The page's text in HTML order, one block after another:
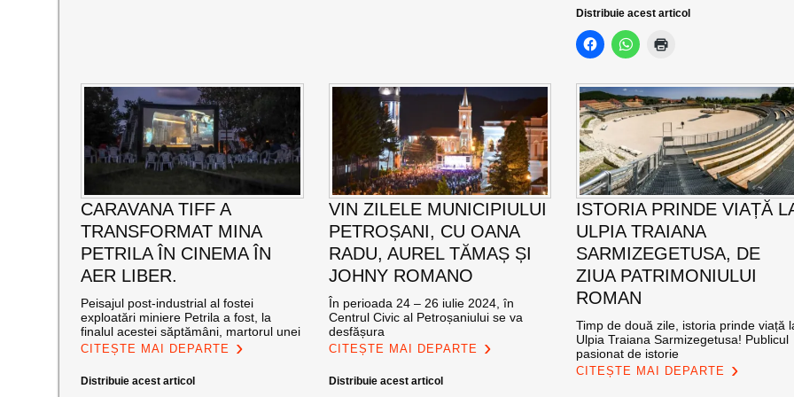
Distribuie acest articol
CARAVANA TIFF A
TRANSFORMAT MINA
PETRILA ÎN CINEMA ÎN
AER LIBER.
Peisajul post-industrial al fostei
exploatări miniere Petrila a fost, la
finalul acestei săptămâni, martorul unei
CITEȘTE MAI DEPARTE
Distribuie acest articol
VIN ZILELE MUNICIPIULUI
PETROȘANI, CU OANA
RADU, AUREL TĂMAȘ ȘI
JOHNY ROMANO
În perioada 24 – 26 iulie 2024, în
Centrul Civic al Petroșaniului se va
desfășura
CITEȘTE MAI DEPARTE
Distribuie acest articol
ISTORIA PRINDE VIAȚĂ
ULPIA TRAIANA
SARMIZEGETUSA, DE
ZIUA PATRIMONIULUI
ROMAN
Timp de două zile, istoria prinde viață
Ulpia Traiana Sarmizegetusa! Publicul
pasionat de istorie
CITEȘTE MAI DEPARTE